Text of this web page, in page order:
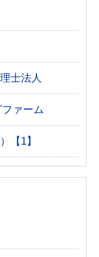
士法人
ァーム
【1】